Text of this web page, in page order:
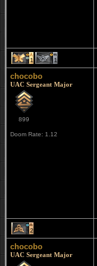
1 1
chocobo
UAC Sergeant Major
899
Doom Rate: 1.12
2
chocobo
UAC Sergeant Major